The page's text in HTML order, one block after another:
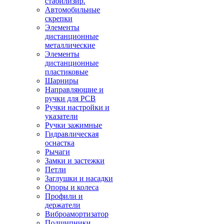
Автомобильные
скрепки
Элементы
дистанционные
металлические
Элементы
дистанционные
пластиковые
Шарниры
Направляющие и
ручки для PCB
Ручки настройки и
указатели
Ручки зажимные
Гидравлическая
оснастка
Рычаги
Замки и застежки
Петли
Заглушки и насадки
Опоры и колеса
Профили и
держатели
Виброамортизатор